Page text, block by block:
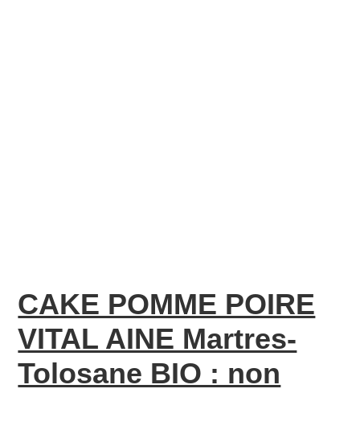
CAKE POMME POIRE
VITAL AINE Martres-
Tolosane BIO : non